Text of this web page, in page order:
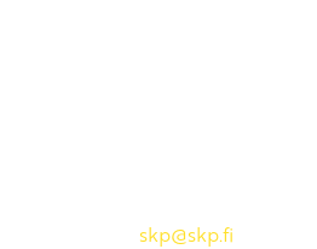
skp@skp.fi